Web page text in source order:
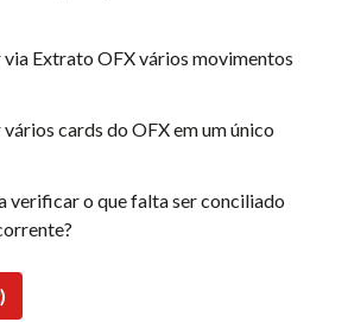
Extrato OFX vários movimentos
cards do OFX em um único
verificar o que falta ser conciliado